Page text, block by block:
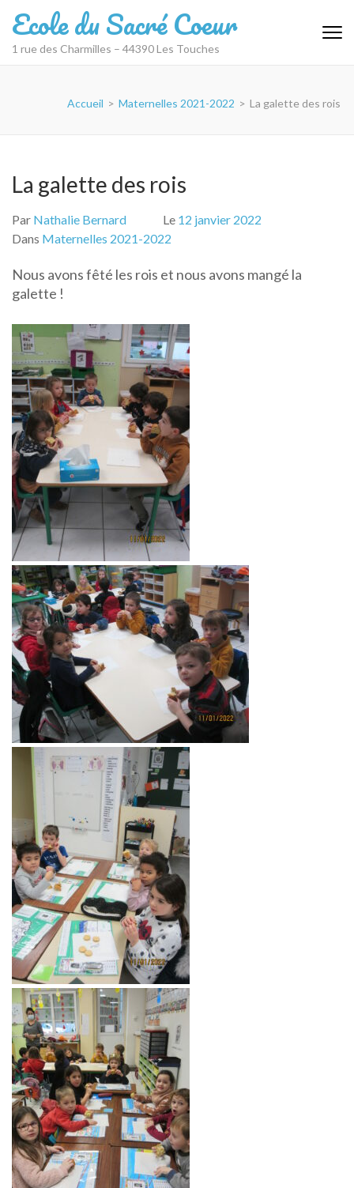
au
contenu
Ecole du Sacré Coeur
1 rue des Charmilles – 44390 Les Touches
Accueil > Maternelles 2021-2022 > La galette des rois
La galette des rois
Par Nathalie Bernard Le 12 janvier 2022
Dans Maternelles 2021-2022
Nous avons fêté les rois et nous avons mangé la
galette !